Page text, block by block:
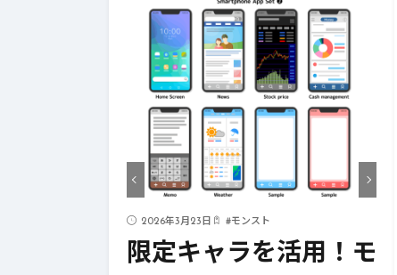
2026年3月23日 #モンスト
限定キャラを活用！モ